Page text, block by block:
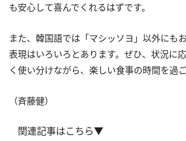
も安心して喜んでくれるはずです。
また、韓国語では「マシッソヨ」以外にも
表現はいろいろとあります。ぜひ、状況に
く使い分けながら、楽しい食事の時間を過
（斉藤健）
関連記事はこちら▼